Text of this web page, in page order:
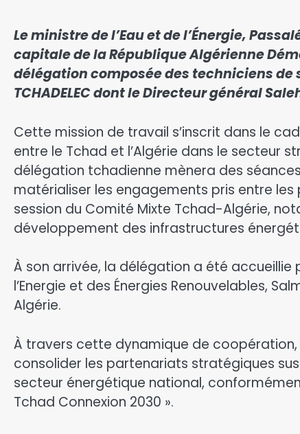
Le ministre de l’Eau et de l’Énergie,
capitale de la République Algérienne
délégation composée des techniciens
TCHADELEC dont le Directeur général
Cette mission de travail s’inscrit dans le
entre le Tchad et l’Algérie dans le secteur
délégation tchadienne mènera des
matérialiser les engagements pris entre
session du Comité Mixte Tchad-Algérie,
développement des infrastructures
À son arrivée, la délégation a été
l’Energie et des Énergies Renouvelables,
Algérie.
À travers cette dynamique de
consolider les partenariats stratégiques
secteur énergétique national,
Tchad Connexion 2030 ».